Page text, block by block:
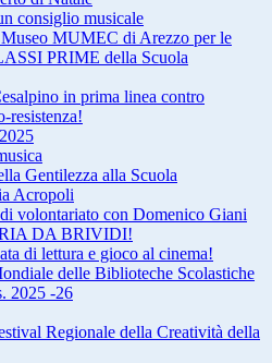
consiglio musicale
Museo MUMEC di Arezzo per le
PRIME della Scuola
in prima linea contro
resistenza!
Gentilezza alla Scuola
Acropoli
volontariato con Domenico Giani
DA BRIVIDI!
di lettura e gioco al cinema!
delle Biblioteche Scolastiche
2025 -26
Regionale della Creatività della